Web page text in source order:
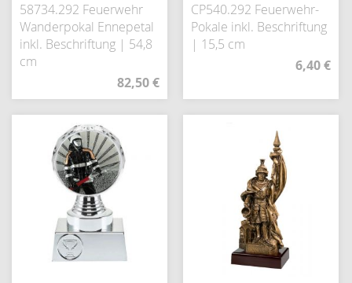
58734.292 Feuerwehr
Wanderpokal Ennepetal
inkl. Beschriftung | 54,8
cm
82,50 €
CP540.292 Feuerwehr-
Pokale inkl. Beschriftung
| 15,5 cm
6,40 €